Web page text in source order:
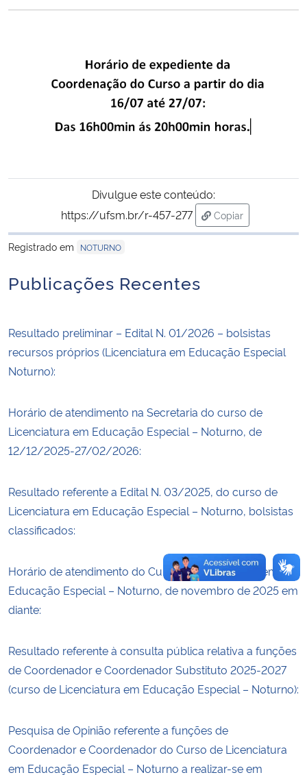
Ministério da Cidadania
Ministério de Minas e Energia
Ministério da Ciência, Tecnologia, Inovações e Comunicações
Secretaria-Geral
Secretaria de Governo
Gabinete de Segurança Institucional
Advocacia-Geral da União
Divulgue este conteúdo:
https://ufsm.br/r-457-277
Copiar
para área de
Registrado em
NOTURNO
Publicações Recentes
Resultado preliminar – Edital N. 01/2026 – bolsistas
recursos próprios (Licenciatura em Educação Especial
Noturno):
Horário de atendimento na Secretaria do curso de
Licenciatura em Educação Especial – Noturno, de
12/12/2025-27/02/2026:
Resultado referente a Edital N. 03/2025, do curso de
Licenciatura em Educação Especial – Noturno, bolsistas
classificados:
Horário de atendimento do Curso de Licenciatura em
Educação Especial – Noturno, de novembro de 2025 em
diante:
Resultado referente à consulta pública relativa a funções
de Coordenador e Coordenador Substituto 2025-2027
(curso de Licenciatura em Educação Especial – Noturno):
Pesquisa de Opinião referente a funções de
Coordenador e Coordenador do Curso de Licenciatura
em Educação Especial – Noturno a realizar-se em